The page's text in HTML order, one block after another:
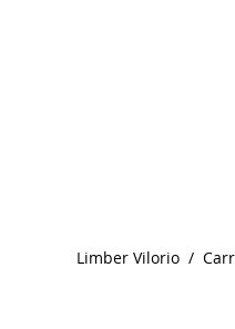
Limber Vilorio  /